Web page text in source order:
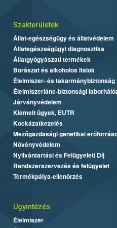
Szakterületek
Állat-egészségügy és állatvédelem
Állategészségügyi diagnosztika
Állatgyógyászati termékek
Borászat és alkoholos italok
Élelmiszer- és takarmánybiztonság
Élelmiszerlánc-biztonsági
Járványvédelem
Kiemelt ügyek, EUTR
Kockázatkezelés
Mezőgazdasági genetikai
Növényvédelem
Nyilvántartási és Felügyeleti Díj
Rendszerszervezés és felügyelet
Termékpálya-ellenőrzés
Ügyintézés
Élelmiszer